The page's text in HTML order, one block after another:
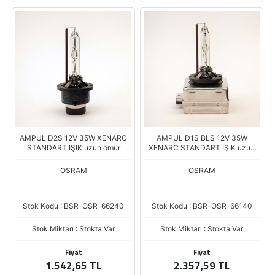
AMPUL D2S 12V 35W XENARC
STANDART IŞIK uzun ömür
OSRAM
Stok Kodu : BSR-OSR-66240
Stok Miktarı : Stokta Var
Fiyat
1.542,65 TL
AMPUL D1S BLS 12V 35W
XENARC STANDART IŞIK uzun
OSRAM
Stok Kodu : BSR-OSR-66140
Stok Miktarı : Stokta Var
Fiyat
2.357,59 TL